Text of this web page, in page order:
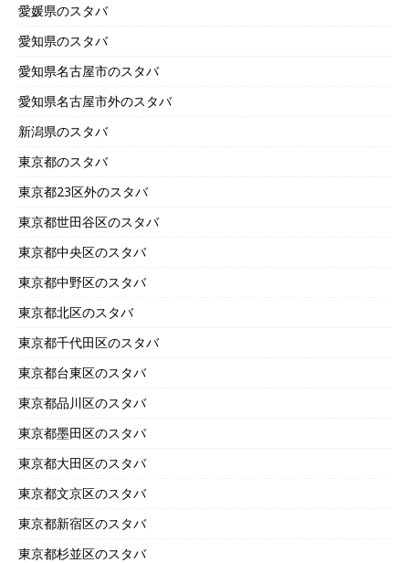
愛媛県のスタバ
愛知県のスタバ
愛知県名古屋市のスタバ
愛知県名古屋市外のスタバ
新潟県のスタバ
東京都のスタバ
東京都23区外のスタバ
東京都世田谷区のスタバ
東京都中央区のスタバ
東京都中野区のスタバ
東京都北区のスタバ
東京都千代田区のスタバ
東京都台東区のスタバ
東京都品川区のスタバ
東京都墨田区のスタバ
東京都大田区のスタバ
東京都文京区のスタバ
東京都新宿区のスタバ
東京都杉並区のスタバ